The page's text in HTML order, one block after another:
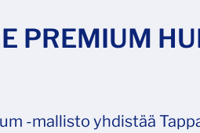
PREMIUM
-mallisto yhdistää